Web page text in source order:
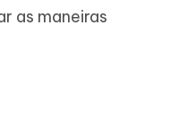
as maneiras